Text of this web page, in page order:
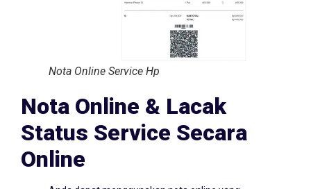
Nota Online & Lacak
Status Service Secara
Online